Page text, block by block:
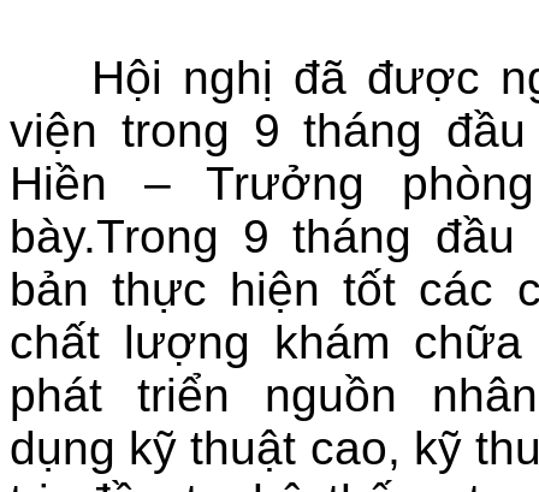
Hội nghị đã được
viện trong 9 tháng
Hiền – Trưởng
bày.Trong 9 tháng
bản thực hiện tốt các
chất lượng khám
phát triển nguồn
dụng kỹ thuật cao, kỹ